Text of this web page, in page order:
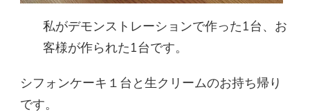
私がデモンストレーションで作った1台、お
客様が作られた1台です。
シフォンケーキ１台と生クリームのお持ち帰り
です。